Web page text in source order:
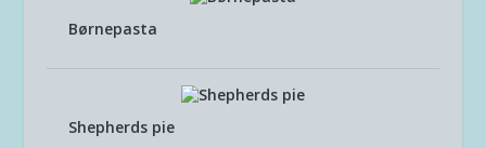
Børnepasta
Shepherds pie